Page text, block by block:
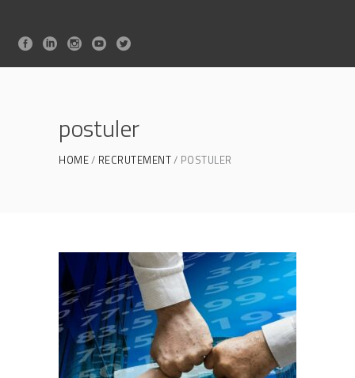
postuler
HOME RECRUTEMENT POSTULER